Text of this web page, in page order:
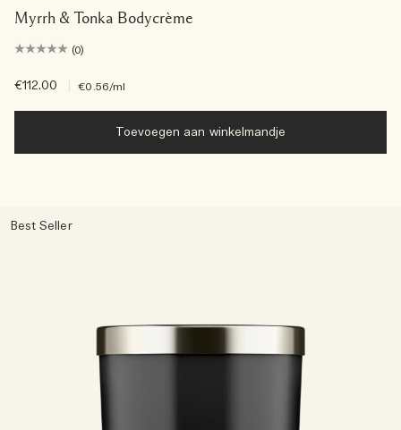
Myrrh & Tonka Bodycrème
(0)
€112.00 €0.56/ml
Toevoegen aan winkelmandje
Best Seller